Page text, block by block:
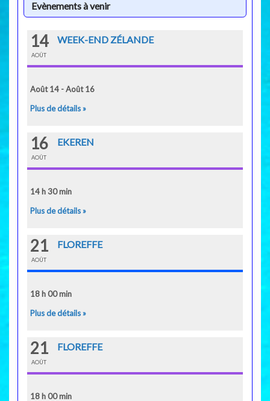
Evènements à venir
14
AOÛT
WEEK-END ZÉLANDE
Août 14 - Août 16
Plus de détails »
16
AOÛT
EKEREN
14 h 30 min
Plus de détails »
21
AOÛT
FLOREFFE
18 h 00 min
Plus de détails »
21
AOÛT
FLOREFFE
18 h 00 min